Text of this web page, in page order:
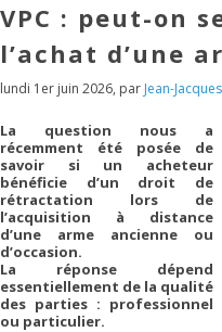
VPC : peut-on
l’achat d’une
lundi 1er juin 2026, par Jean-
La question nous a
récemment été posée de
savoir si un acheteur
bénéficie d’un droit de
rétractation lors de
l’acquisition à distance
d’une arme ancienne ou
d’occasion.
La réponse dépend
essentiellement de la qualité
des parties : professionnel
ou particulier.